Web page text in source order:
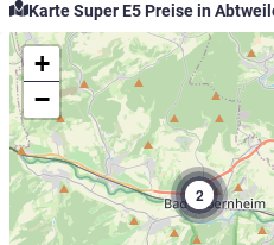
Karte Super E5 Preise in
2
+
−